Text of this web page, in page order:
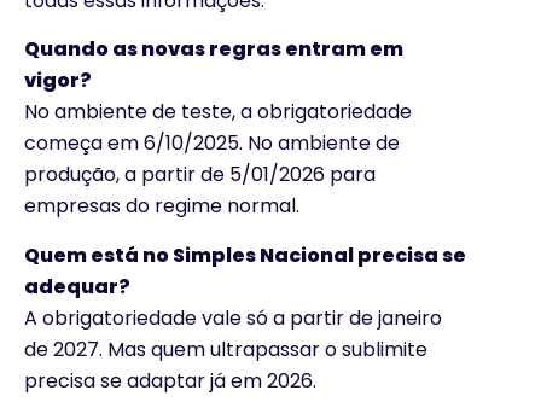
Quando as novas regras entram em
vigor?
No ambiente de teste, a obrigatoriedade
começa em 6/10/2025. No ambiente de
produção, a partir de 5/01/2026 para
empresas do regime normal.
Quem está no Simples Nacional precisa se
adequar?
A obrigatoriedade vale só a partir de janeiro
de 2027. Mas quem ultrapassar o sublimite
precisa se adaptar já em 2026.